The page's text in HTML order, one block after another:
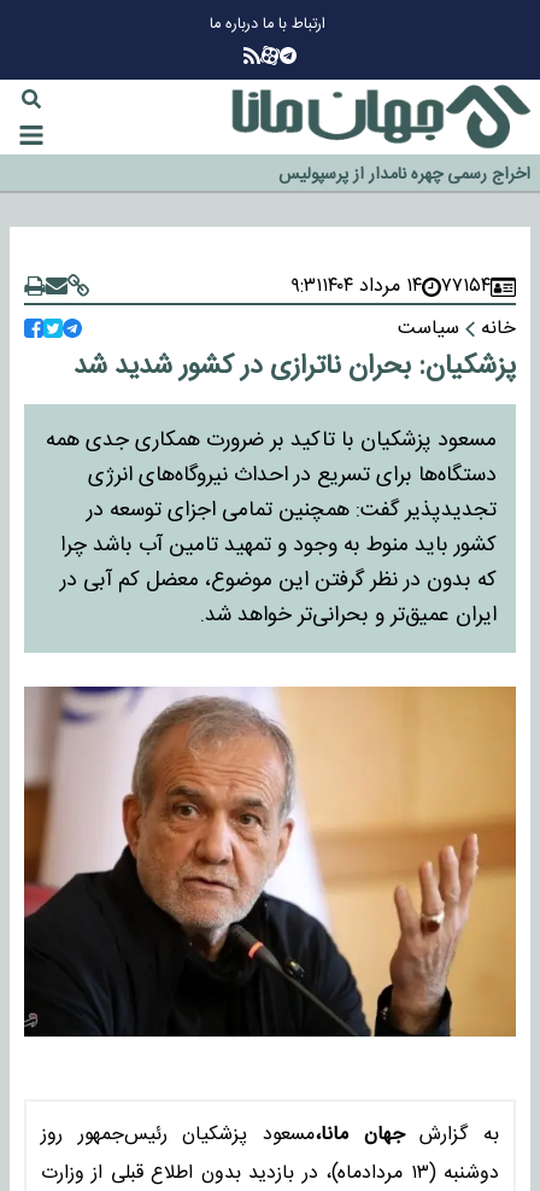
ارتباط با مادرباره ما
گزینه جدایی اوسمار روی میز مدیران پرسپولیس
آیا رئیس جمهور آمریکا قانون را دور می‌زند؟
اخراج رسمی چهره نامدار از پرسپولیس
سازمان اطلاعات سپاه: پروژه دولت ترامپ برای مهار چین، روسیه و اروپا شکست
۷۷۱۵۴ ۱۴ مرداد ۱۴۰۴
۹:۳۱
خانه
سیاست
پزشکیان: بحران ناترازی در کشور شدید شد
مسعود پزشکیان با تاکید بر ضرورت همکاری جدی همه
دستگاه‌ها برای تسریع در احداث نیروگاه‌های انرژی
تجدیدپذیر گفت: همچنین تمامی اجزای توسعه در
کشور باید منوط به وجود و تمهید تامین آب باشد چرا
که بدون در نظر گرفتن این موضوع، معضل کم آبی در
ایران عمیق‌تر و بحرانی‌تر خواهد شد.
به گزارشجهان مانا،مسعود پزشکیان رئیس‌جمهور روز
دوشنبه (۱۳ مردادماه)، در بازدید بدون اطلاع قبلی از وزارت